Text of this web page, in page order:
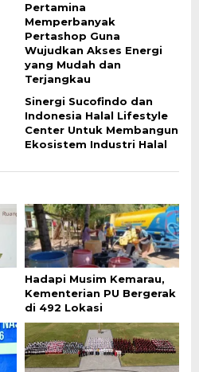
Pertamina
Memperbanyak
Pertashop Guna
Wujudkan Akses Energi
yang Mudah dan
Terjangkau
Sinergi Sucofindo dan
Indonesia Halal Lifestyle
Center Untuk Membangun
Ekosistem Industri Halal
Hadapi Musim Kemarau,
Kementerian PU Bergerak
di 492 Lokasi